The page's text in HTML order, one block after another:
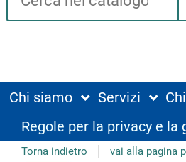
Chi siamo Servizi
Regole per la privacy e la
Torna indietro vai alla pagina